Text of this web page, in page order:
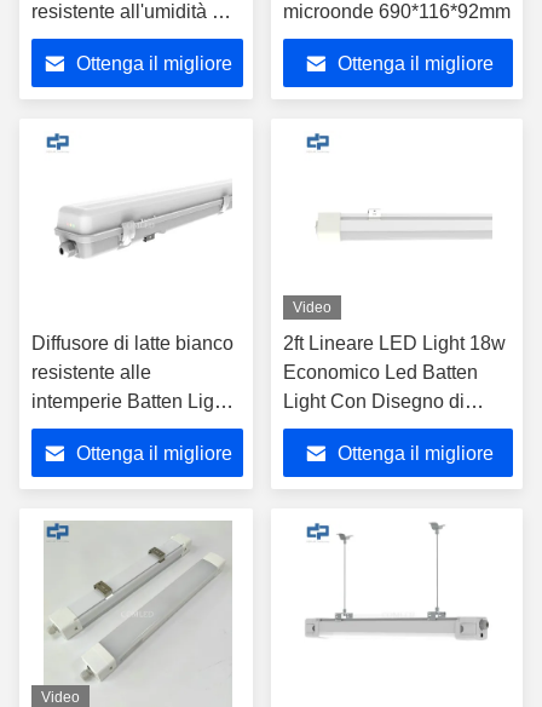
resistente all'umidità Per
5 anni di garanzia
Ottenga il migliore
microonde 690*116*92mm
Ottenga il migliore
Diffusore di latte bianco
resistente alle
intemperie Batten Light
con sensore CCT LED
variabileOttenga il migliore
Video
2ft Lineare LED Light 18w
Economico Led Batten
Light Con Disegno di
Cablaggio Rapido
Ottenga il migliore
Video